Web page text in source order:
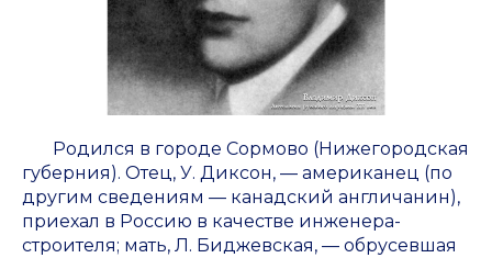
Родился в городе Сормово (Нижегородская
губерния). Отец, У. Диксон, — американец (по
другим сведениям — канадский англичанин),
приехал в Россию в качестве инженера-
строителя; мать, Л. Биджевская, — обрусевшая